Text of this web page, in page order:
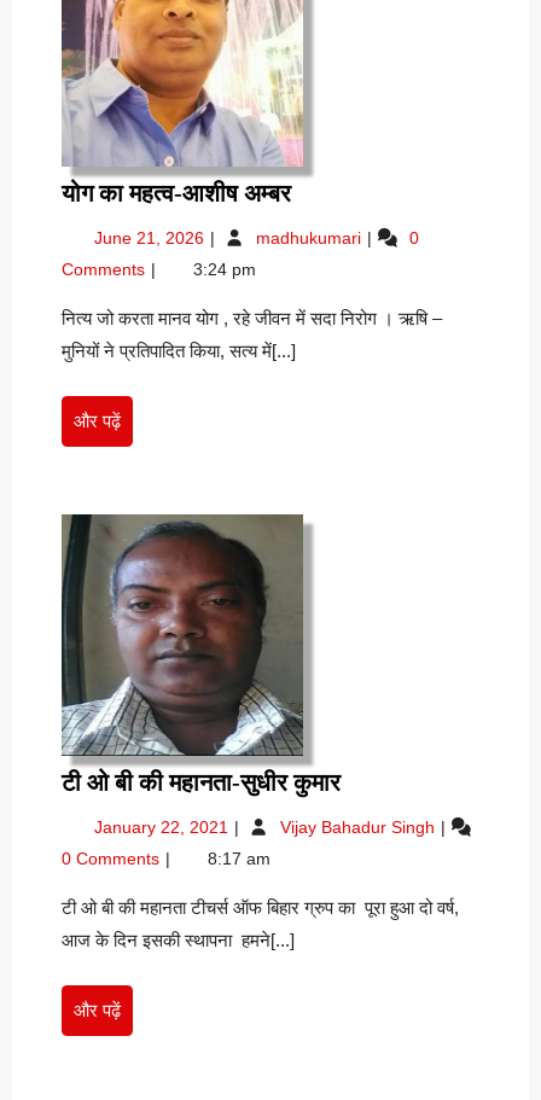
योग का महत्व-आशीष अम्बरयोग
महत्व-
अम्बर
June 21, 2026 June
2026
madhukumari योग
अम्बर
0
Comments
3:24 pm
नित्य जो करता मानव योग , रहे जीवन में सदा निरोग । ऋषि –
मुनियों ने प्रतिपादित किया, सत्य में[...]
और पढ़ेंऔर
पढ़ें
टी ओ बी की महानता-सुधीर कुमारटी
बी
महानता-
सुधीर
January 22, 2021 January
2021
Vijay Bahadur Singh टी
की
महानता-
0 Comments 8:17 am
टी ओ बी की महानता टीचर्स ऑफ बिहार ग्रुप का पूरा हुआ दो वर्ष,
आज के दिन इसकी स्थापना हमने[...]
और पढ़ेंऔर
पढ़ें